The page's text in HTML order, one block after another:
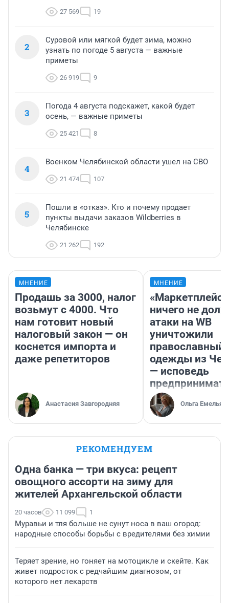
27 569 19
2
Суровой или мягкой будет зима, можно
узнать по погоде 5 августа — важные
приметы
26 919 9
3
Погода 4 августа подскажет, какой будет
осень, — важные приметы
25 421 8
4
Военком Челябинской области ушел на СВО
21 474 107
5
Пошли в «отказ». Кто и почему продает
пункты выдачи заказов Wildberries в
Челябинске
21 262 192
МНЕНИЕ
Продашь за 3000, налог
возьмут с 4000. Что
нам готовит новый
налоговый закон — он
коснется импорта и
даже репетиторов
Анастасия Завгородняя
МНЕНИЕ
«Маркетплейс
ничего не
атаки на WB
уничтожили
православный
одежды из
— исповедь
Ольга
РЕКОМЕНДУЕМ
Одна банка — три вкуса: рецепт
овощного ассорти на зиму для
жителей Архангельской области
20 часов 11 099 1
Муравьи и тля больше не сунут носа в ваш огород:
народные способы борьбы с вредителями без химии
Теряет зрение, но гоняет на мотоцикле и скейте. Как
живет подросток с редчайшим диагнозом, от
которого нет лекарств